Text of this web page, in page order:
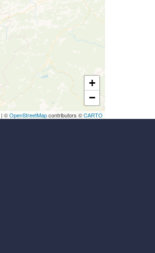
+
−
| ©OpenStreetMapcontributors ©CARTO